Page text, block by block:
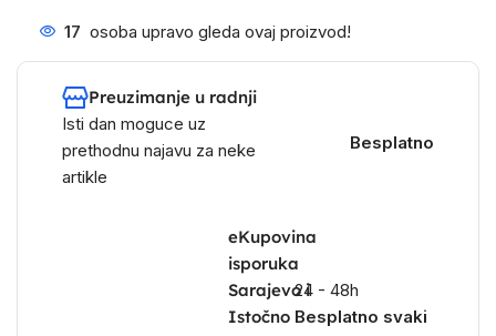
17 osoba upravo gleda ovaj proizvod!
Preuzimanje u radnji
Isti dan moguce uz
prethodnu najavu za neke
artikle
Besplatno
eKupovina
isporuka
Sarajevo i
Istočno
24 - 48h
Besplatno svaki